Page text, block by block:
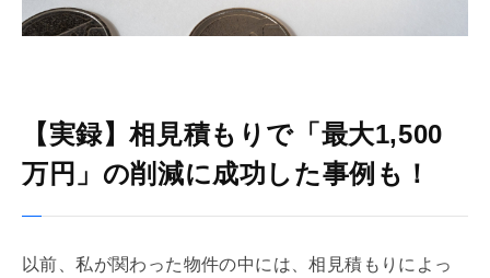
【実録】相見積もりで「最大1,500
万円」の削減に成功した事例も！
以前、私が関わった物件の中には、相見積もりによっ